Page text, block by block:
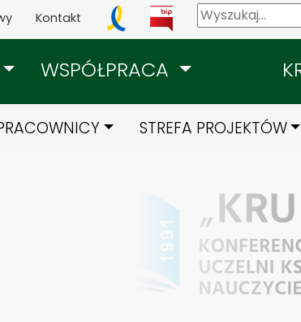
Kontakt
WSPÓŁPRACA
STREFA PROJEKTÓW